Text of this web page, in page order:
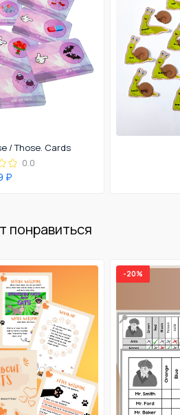
/ Those. Cards
0.0
₽
понравиться
-20%